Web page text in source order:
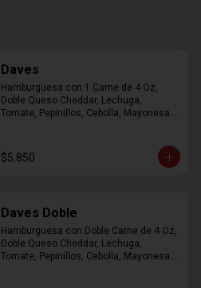
Daves
Hamburguesa con 1 Carne de 4 Oz,
Doble Queso Cheddar, Lechuga,
Tomate, Pepinillos, Cebolla, Mayonesa,
$5.850
Daves Doble
Hamburguesa con Doble Carne de 4 Oz,
Doble Queso Cheddar, Lechuga,
Tomate, Pepinillos, Cebolla, Mayonesa,